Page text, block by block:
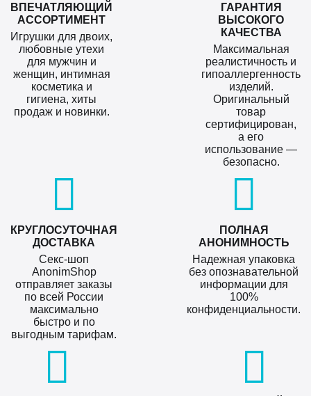
ВПЕЧАТЛЯЮЩИЙ
АССОРТИМЕНТ
Игрушки для двоих,
любовные утехи
для мужчин и
женщин, интимная
косметика и
гигиена, хиты
продаж и новинки.
ГАРАНТИЯ
ВЫСОКОГО
КАЧЕСТВА
Максимальная
реалистичность и
гипоаллергенность
изделий.
Оригинальный
товар
сертифицирован,
а его
использование —
безопасно.
КРУГЛОСУТОЧНАЯ
ДОСТАВКА
Секс-шоп
AnonimShop
отправляет заказы
по всей России
максимально
быстро и по
выгодным тарифам.
ПОЛНАЯ
АНОНИМНОСТЬ
Надежная упаковка
без опознавательной
информации для
100%
конфиденциальности.